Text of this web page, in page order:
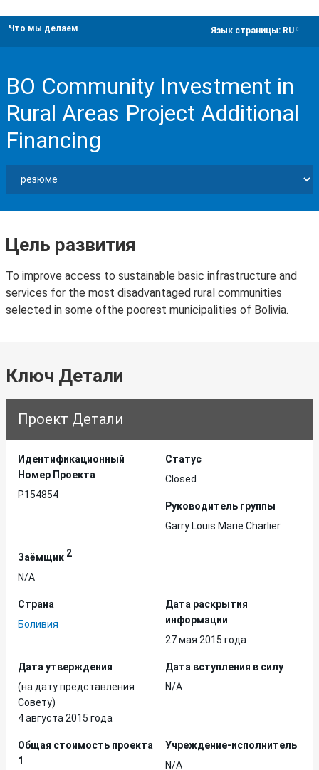
Что мы делаем Язык страницы: RU
BO Community Investment in
Rural Areas Project Additional
Financing
Цель развития
To improve access to sustainable basic infrastructure and
services for the most disadvantaged rural communities
selected in some ofthe poorest municipalities of Bolivia.
Ключ Детали
Проект Детали
Идентификационный
Hомер Проекта
P154854
Статус
Closed
Руководитель группы
Garry Louis Marie Charlier
Заёмщик 2
N/A
Страна
Боливия
Дата раскрытия
информации
27 мая 2015 года
Дата утверждения
(на дату представления
Совету)
4 августа 2015 года
Дата вступления в силу
N/A
Общая стоимость проекта
1
Учреждение-исполнитель
N/A